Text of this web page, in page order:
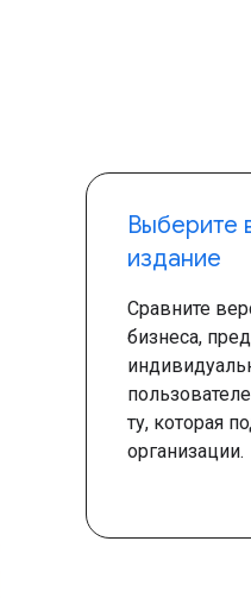
Выберите
издание
Сравните
бизнеса,
ту, которая
организации.